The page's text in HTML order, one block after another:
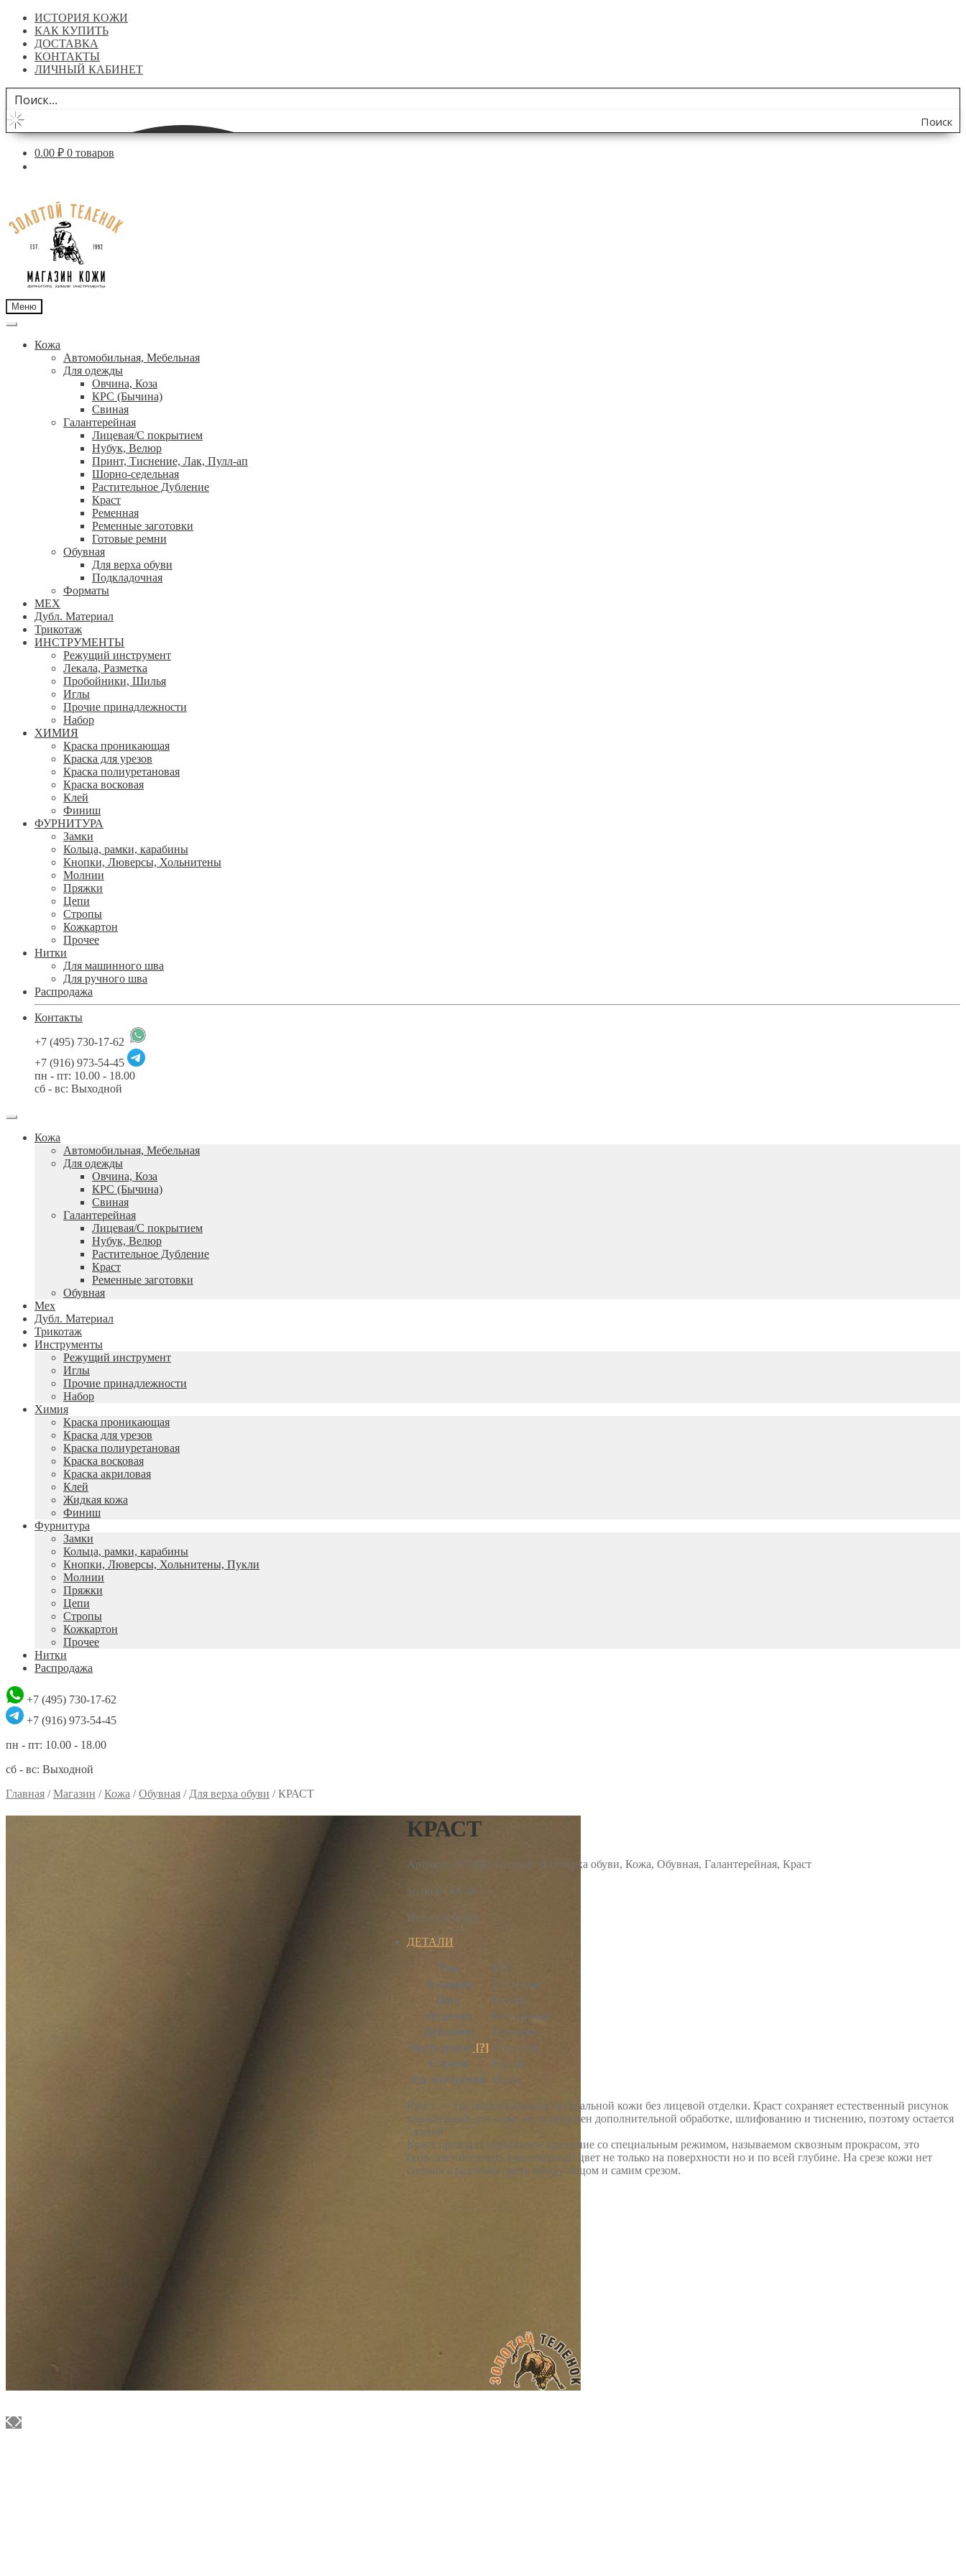
ИСТОРИЯ КОЖИ
КАК КУПИТЬ
ДОСТАВКА
КОНТАКТЫ
ЛИЧНЫЙ КАБИНЕТ
Поиск
по
0.00 ₽ 0 товаров
навигации
содержимому
Меню
Кожа
Автомобильная, Мебельная
Для одежды
Овчина, Коза
КРС (Бычина)
Свиная
Галантерейная
Лицевая/С покрытием
Нубук, Велюр
Принт, Тиснение, Лак, Пулл-ап
Шорно-седельная
Растительное Дубление
Краст
Ременная
Ременные заготовки
Готовые ремни
Обувная
Для верха обуви
Подкладочная
Форматы
МЕХ
Дубл. Материал
Трикотаж
ИНСТРУМЕНТЫ
Режущий инструмент
Лекала, Разметка
Пробойники, Шилья
Иглы
Прочие принадлежности
Набор
ХИМИЯ
Краска проникающая
Краска для урезов
Краска полиуретановая
Краска восковая
Клей
Финиш
ФУРНИТУРА
Замки
Кольца, рамки, карабины
Кнопки, Люверсы, Хольнитены
Молнии
Пряжки
Цепи
Стропы
Кожкартон
Прочее
Нитки
Для машинного шва
Для ручного шва
Распродажа
Контакты
+7 (495) 730-17-62
+7 (916) 973-54-45
пн - пт: 10.00 - 18.00
сб - вс: Выходной
Кожа
Автомобильная, Мебельная
Для одежды
Овчина, Коза
КРС (Бычина)
Свиная
Галантерейная
Лицевая/С покрытием
Нубук, Велюр
Растительное Дубление
Краст
Ременные заготовки
Обувная
Мех
Дубл. Материал
Трикотаж
Инструменты
Режущий инструмент
Иглы
Прочие принадлежности
Набор
Химия
Краска проникающая
Краска для урезов
Краска полиуретановая
Краска восковая
Краска акриловая
Клей
Жидкая кожа
Финиш
Фурнитура
Замки
Кольца, рамки, карабины
Кнопки, Люверсы, Хольнитены, Пукли
Молнии
Пряжки
Цепи
Стропы
Кожкартон
Прочее
Нитки
Распродажа
+7 (495) 730-17-62
+7 (916) 973-54-45
пн - пт: 10.00 - 18.00
сб - вс: Выходной
Главная /Магазин /Кожа /Обувная / Для верха обуви /КРАСТ
КРАСТ
Артикул: 8759 Категории: Для верха обуви, Кожа, Обувная, Галантерейная, Краст
16.00 ₽/ кв.дм.
Нет в наличии
ДЕТАЛИ
Тип
КРС
Толщина
1.2-1.4 мм
Цвет
Рыжий
Отделка
Без отделки
Дубление
Хромовое
Часть кожи [?] Полукожа
Страна
Россия
Ед. измерения кв.дм.
Краст — это общее название натуральной кожи без лицевой отделки. Краст сохраняет естественный рисунок
характерный для кожи, не подвержен дополнительной обработке, шлифованию и тиснению, поэтому остается
"живой".
Краст проходит барабанное крашение со специальным режимом, называемом сквозным прокрасом, это
позволяет получить равномерный цвет не только на поверхности но и по всей глубине. На срезе кожи нет
сильного различия цвета между лицом и самим срезом.